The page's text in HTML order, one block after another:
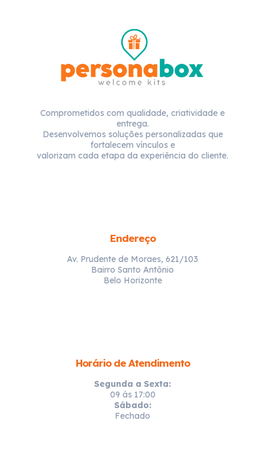
Comprometidos com qualidade, criatividade e
entrega.
Desenvolvemos soluções personalizadas que
fortalecem vínculos e
valorizam cada etapa da experiência do cliente.
Endereço
Av. Prudente de Moraes, 621/103
Bairro Santo Antônio
Belo Horizonte
Horário de Atendimento
Segunda a Sexta:
09 ás 17:00
Sábado:
Fechado